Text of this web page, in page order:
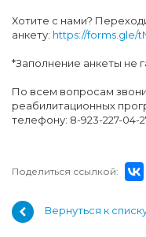
Хотите с нами?
анкету: https://forms.gle/
*Заполнение анкеты не
По всем вопросам
реабилитационных
телефону: 8-923-227-04-
Поделиться ссылкой:
Вернуться к